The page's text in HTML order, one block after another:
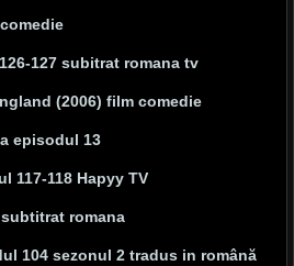
127 subitrat romana tv
(2006) film comedie
episodul 13
117-118 Hapyy TV
romana
104 sezonul 2 tradus in română